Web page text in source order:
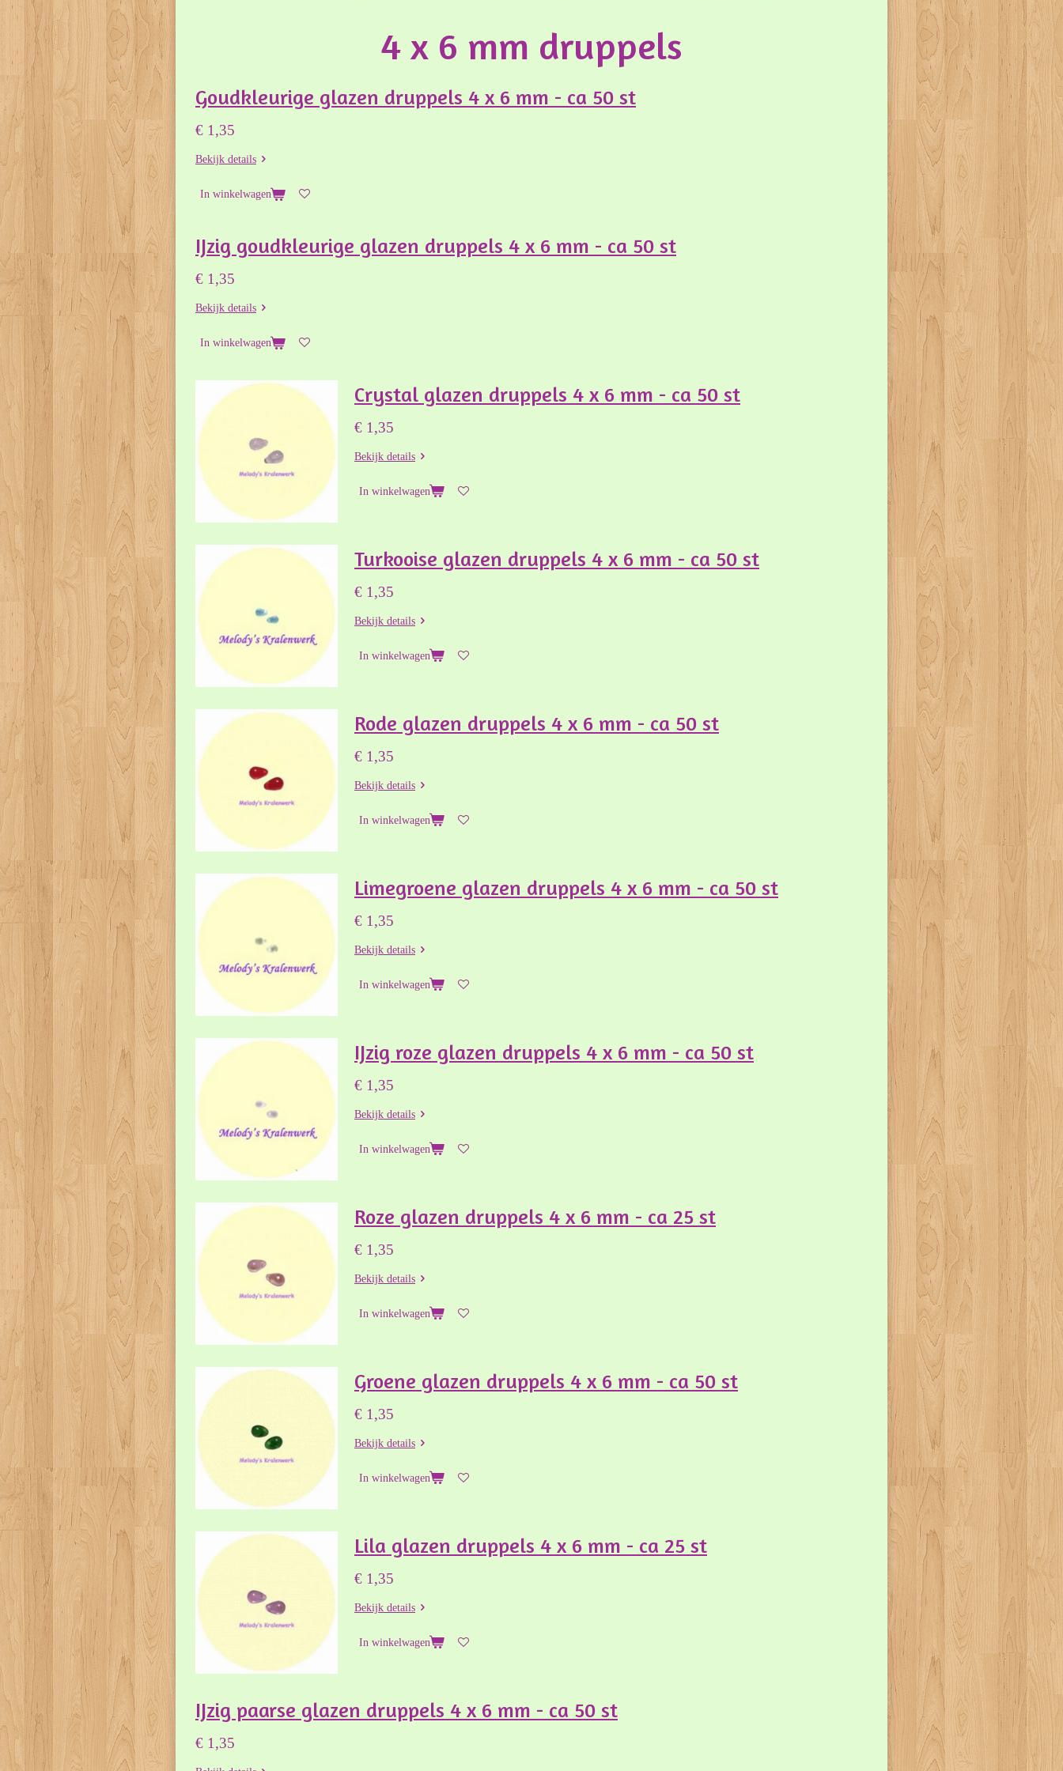
4 x 6 mm druppels
Goudkleurige glazen druppels 4 x 6 mm - ca 50 st
€ 1,35
Bekijk details
In winkelwagen
IJzig goudkleurige glazen druppels 4 x 6 mm - ca 50 st
€ 1,35
Bekijk details
In winkelwagen
Crystal glazen druppels 4 x 6 mm - ca 50 st
€ 1,35
Bekijk details
In winkelwagen
Turkooise glazen druppels 4 x 6 mm - ca 50 st
€ 1,35
Bekijk details
In winkelwagen
Rode glazen druppels 4 x 6 mm - ca 50 st
€ 1,35
Bekijk details
In winkelwagen
Limegroene glazen druppels 4 x 6 mm - ca 50 st
€ 1,35
Bekijk details
In winkelwagen
IJzig roze glazen druppels 4 x 6 mm - ca 50 st
€ 1,35
Bekijk details
In winkelwagen
Roze glazen druppels 4 x 6 mm - ca 25 st
€ 1,35
Bekijk details
In winkelwagen
Groene glazen druppels 4 x 6 mm - ca 50 st
€ 1,35
Bekijk details
In winkelwagen
Lila glazen druppels 4 x 6 mm - ca 25 st
€ 1,35
Bekijk details
In winkelwagen
IJzig paarse glazen druppels 4 x 6 mm - ca 50 st
€ 1,35